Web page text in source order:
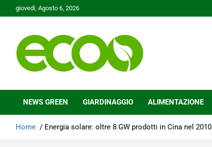
to
giovedì, Agosto 6, 2026
Ecoo.it
NEWS GREEN GIARDINAGGIO ALIMENTAZIONE
Home Energia solare: oltre 8 GW prodotti in Cina nel 2010